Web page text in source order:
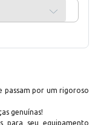
passam por um rigoroso
genuínas!
para seu equipamento